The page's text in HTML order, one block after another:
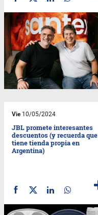
Vie10/05/2024
JBL promete interesantes
descuentos (y recuerda que
tiene tienda propia en
Argentina)